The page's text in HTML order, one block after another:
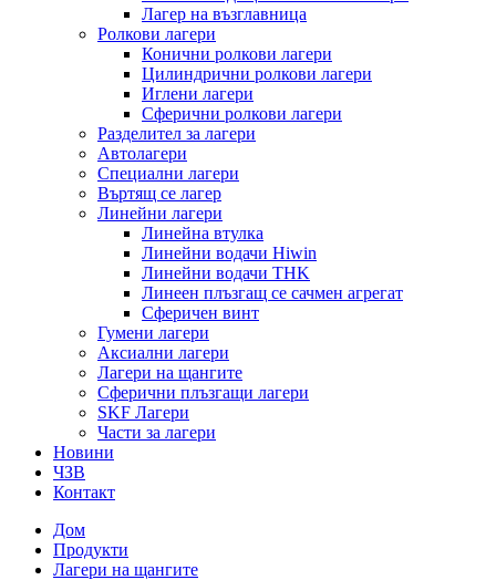
Лагер на възглавница
Ролкови лагери
Конични ролкови лагери
Цилиндрични ролкови лагери
Иглени лагери
Сферични ролкови лагери
Разделител за лагери
Автолагери
Специални лагери
Въртящ се лагер
Линейни лагери
Линейна втулка
Линейни водачи Hiwin
Линейни водачи THK
Линеен плъзгащ се сачмен агрегат
Сферичен винт
Гумени лагери
Аксиални лагери
Лагери на щангите
Сферични плъзгащи лагери
SKF Лагери
Части за лагери
Новини
ЧЗВ
Контакт
Дом
Продукти
Лагери на щангите